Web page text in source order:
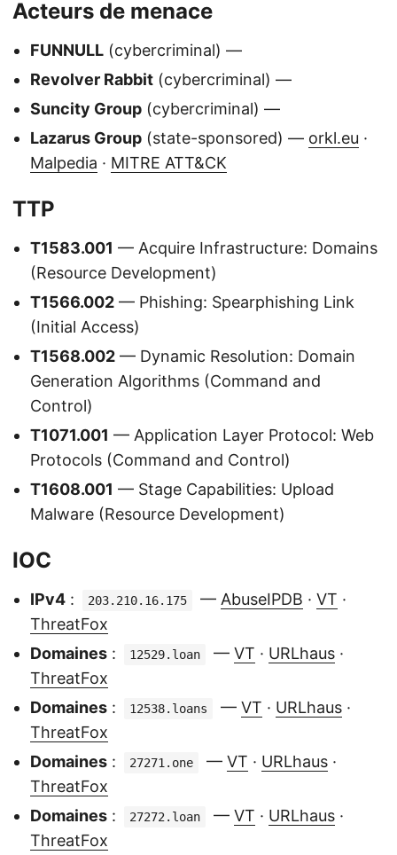
Acteurs de menace
FUNNULL (cybercriminal) —
Revolver Rabbit (cybercriminal) —
Suncity Group (cybercriminal) —
Lazarus Group (state-sponsored) — orkl.eu ·
Malpedia · MITRE ATT&CK
TTP
T1583.001 — Acquire Infrastructure: Domains
(Resource Development)
T1566.002 — Phishing: Spearphishing Link
(Initial Access)
T1568.002 — Dynamic Resolution: Domain
Generation Algorithms (Command and
Control)
T1071.001 — Application Layer Protocol: Web
Protocols (Command and Control)
T1608.001 — Stage Capabilities: Upload
Malware (Resource Development)
IOC
IPv4 : 203.210.16.175 — AbuseIPDB · VT ·
ThreatFox
Domaines : 12529.loan — VT · URLhaus ·
ThreatFox
Domaines : 12538.loans — VT · URLhaus ·
ThreatFox
Domaines : 27271.one — VT · URLhaus ·
ThreatFox
Domaines : 27272.loan — VT · URLhaus ·
ThreatFox